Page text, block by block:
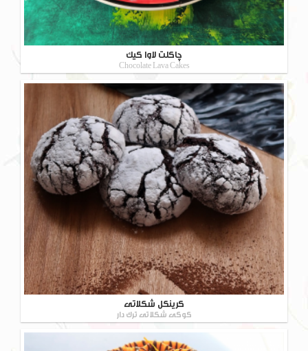
چاکلت لاوا کیک
Chocolate Lava Cakes
کرینکل شکلاتی
کوکی شکلاتی ترک دار